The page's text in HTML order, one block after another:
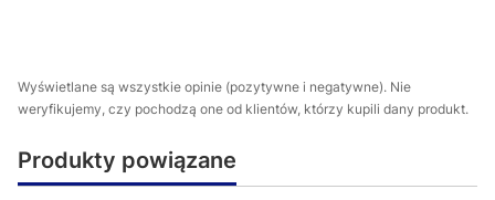
Wyświetlane są wszystkie opinie (pozytywne i negatywne). Nie
weryfikujemy, czy pochodzą one od klientów, którzy kupili dany produkt.
Produkty powiązane